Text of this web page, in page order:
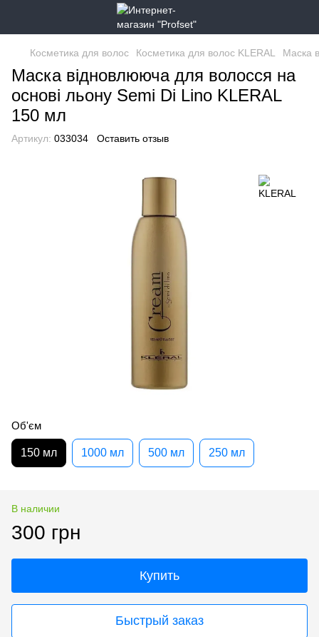
Косметика для волос Косметика для волос KLERAL Маска
Маска відновлююча для волосся на
основі льону Semi Di Lino KLERAL
150 мл
Артикул: 033034 Оставить отзыв
Об'єм
150 мл 1000 мл 500 мл 250 мл
В наличии
300 грн
Купить
Быстрый заказ